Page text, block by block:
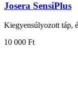
Josera SensiPlus
Kiegyensúlyozott táp,
10 000 Ft